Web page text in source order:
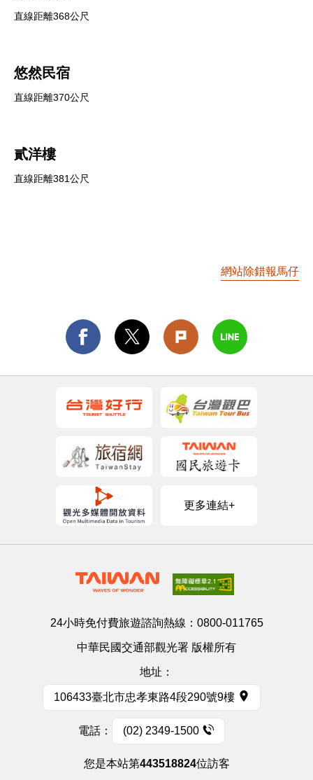
直線距離368公尺
悠然民宿
直線距離370公尺
貳洋樓
直線距離381公尺
網站除錯報馬仔
更多連結+
24小時免付費旅遊諮詢熱線： 0800-011765
中華民國交通部觀光署 版權所有
地址：
106433臺北市忠孝東路4段290號9樓
電話： (02) 2349-1500
您是本站第443518824位訪客